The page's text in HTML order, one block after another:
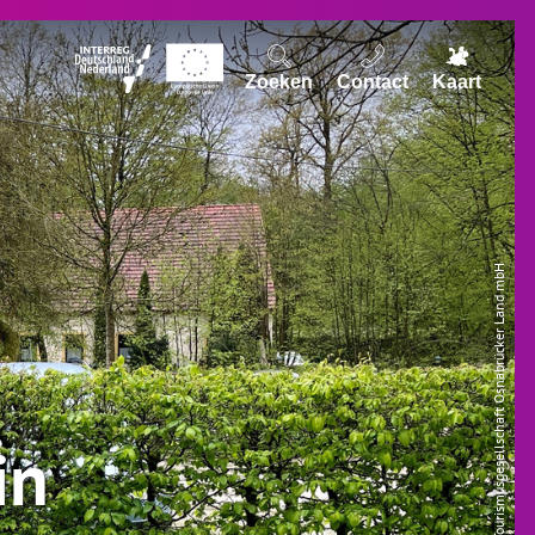
Zoeken Contact Kaart
© Tourismusgesellschaft Osnabrücker Land mbH